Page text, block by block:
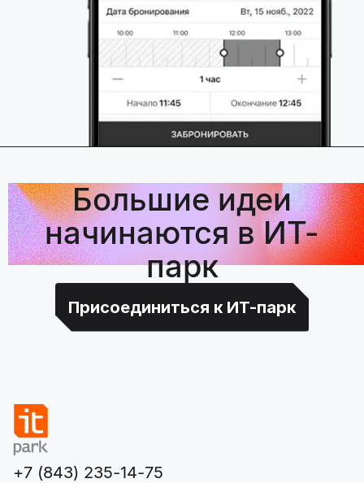
Большие идеи
начинаются в ИТ-
парк
Присоединиться к ИТ-парк
+7 (843) 235-14-75